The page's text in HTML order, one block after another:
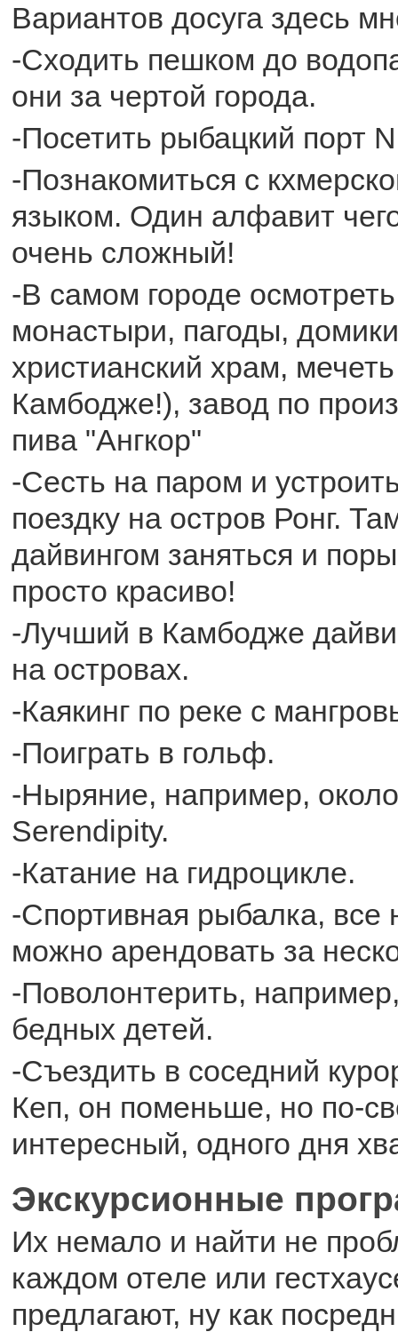
Вариантов досуга здесь
-Сходить пешком до
они за чертой города.
-Посетить рыбацкий порт
-Познакомиться с
языком. Один алфавит
очень сложный!
-В самом городе
монастыри, пагоды,
христианский храм,
Камбодже!), завод по
пива "Ангкор"
-Сесть на паром и
поездку на остров Ронг.
дайвингом заняться и
просто красиво!
-Лучший в Камбодже
на островах.
-Каякинг по реке с
-Поиграть в гольф.
-Ныряние, например,
Serendipity.
-Катание на гидроцикле.
-Спортивная рыбалка, все
можно арендовать за
-Поволонтерить,
бедных детей.
-Съездить в соседний
Кеп, он поменьше, но по-
интересный, одного дня
Экскурсионные
Их немало и найти не
каждом отеле или
предлагают, ну как